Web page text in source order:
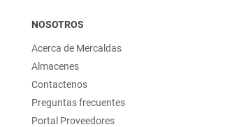
NOSOTROS
Acerca de Mercaldas
Almacenes
Contactenos
Preguntas frecuentes
Portal Proveedores